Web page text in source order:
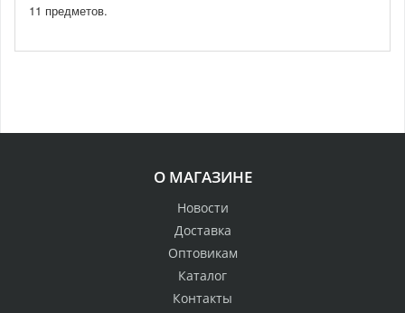
11 предметов.
О МАГАЗИНЕ
Новости
Доставка
Оптовикам
Каталог
Контакты